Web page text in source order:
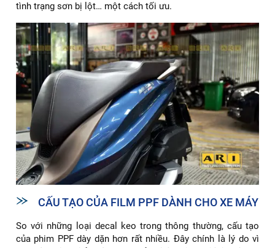
tình trạng sơn bị lột… một cách tối ưu.
CẤU TẠO CỦA FILM PPF DÀNH CHO XE MÁY
So với những loại decal keo trong thông thường, cấu tạo
của phim PPF dày dặn hơn rất nhiều. Đây chính là lý do vì